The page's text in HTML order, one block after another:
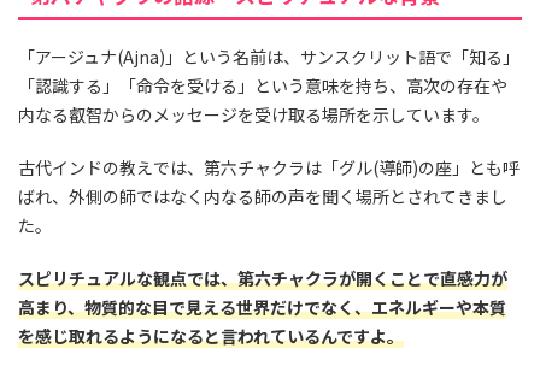
「アージュナ(Ajna)」という名前は、サンスクリット語で「知る」
「認識する」「命令を受ける」という意味を持ち、高次の存在や
内なる叡智からのメッセージを受け取る場所を示しています。
古代インドの教えでは、第六チャクラは「グル(導師)の座」とも呼
ばれ、外側の師ではなく内なる師の声を聞く場所とされてきまし
た。
スピリチュアルな観点では、第六チャクラが開くことで直感力が
高まり、物質的な目で見える世界だけでなく、エネルギーや本質
を感じ取れるようになると言われているんですよ。